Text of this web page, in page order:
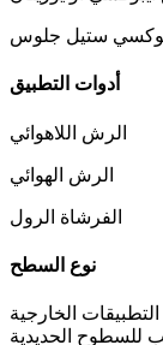
ايبوكسي ستيل جلوس
أدوات التطبيق
الرش اللاهوائي
الرش الهوائي
الفرشاة الرول
نوع السطح
الخارجية